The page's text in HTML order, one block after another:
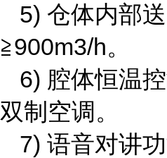
5) 仓体内部
≧900m3/h。
6) 腔体恒温
双制空调。
7) 语音对讲